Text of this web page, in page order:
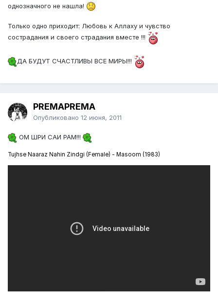
однозначного не нашла!
Только одно приходит: Любовь к Аллаху и чувство
сострадания и своего страдания вместе !!!
ДА БУДУТ СЧАСТЛИВЫ ВСЕ МИРЫ!!!
PREMAPREMA
Опубликовано 12 июня, 2011
ОМ ШРИ САИ РАМ!!!
Tujhse Naaraz Nahin Zindgi (Female) - Masoom (1983)